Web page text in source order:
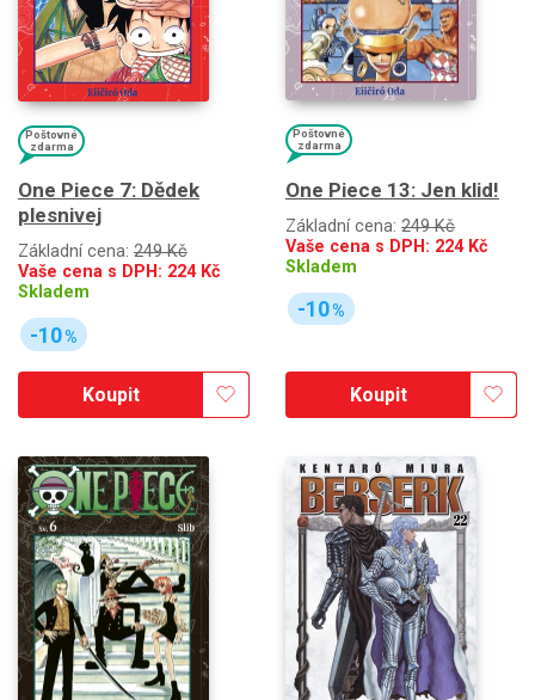
Poštovné
zdarma
One Piece 7: Dědek
plesnivej
Základní cena: 249 Kč
Vaše cena s DPH: 224Kč
Skladem
-10%
Koupit
Poštovné
zdarma
One Piece 13: Jen klid!
Základní cena: 249 Kč
Vaše cena s DPH: 224Kč
Skladem
-10%
Koupit